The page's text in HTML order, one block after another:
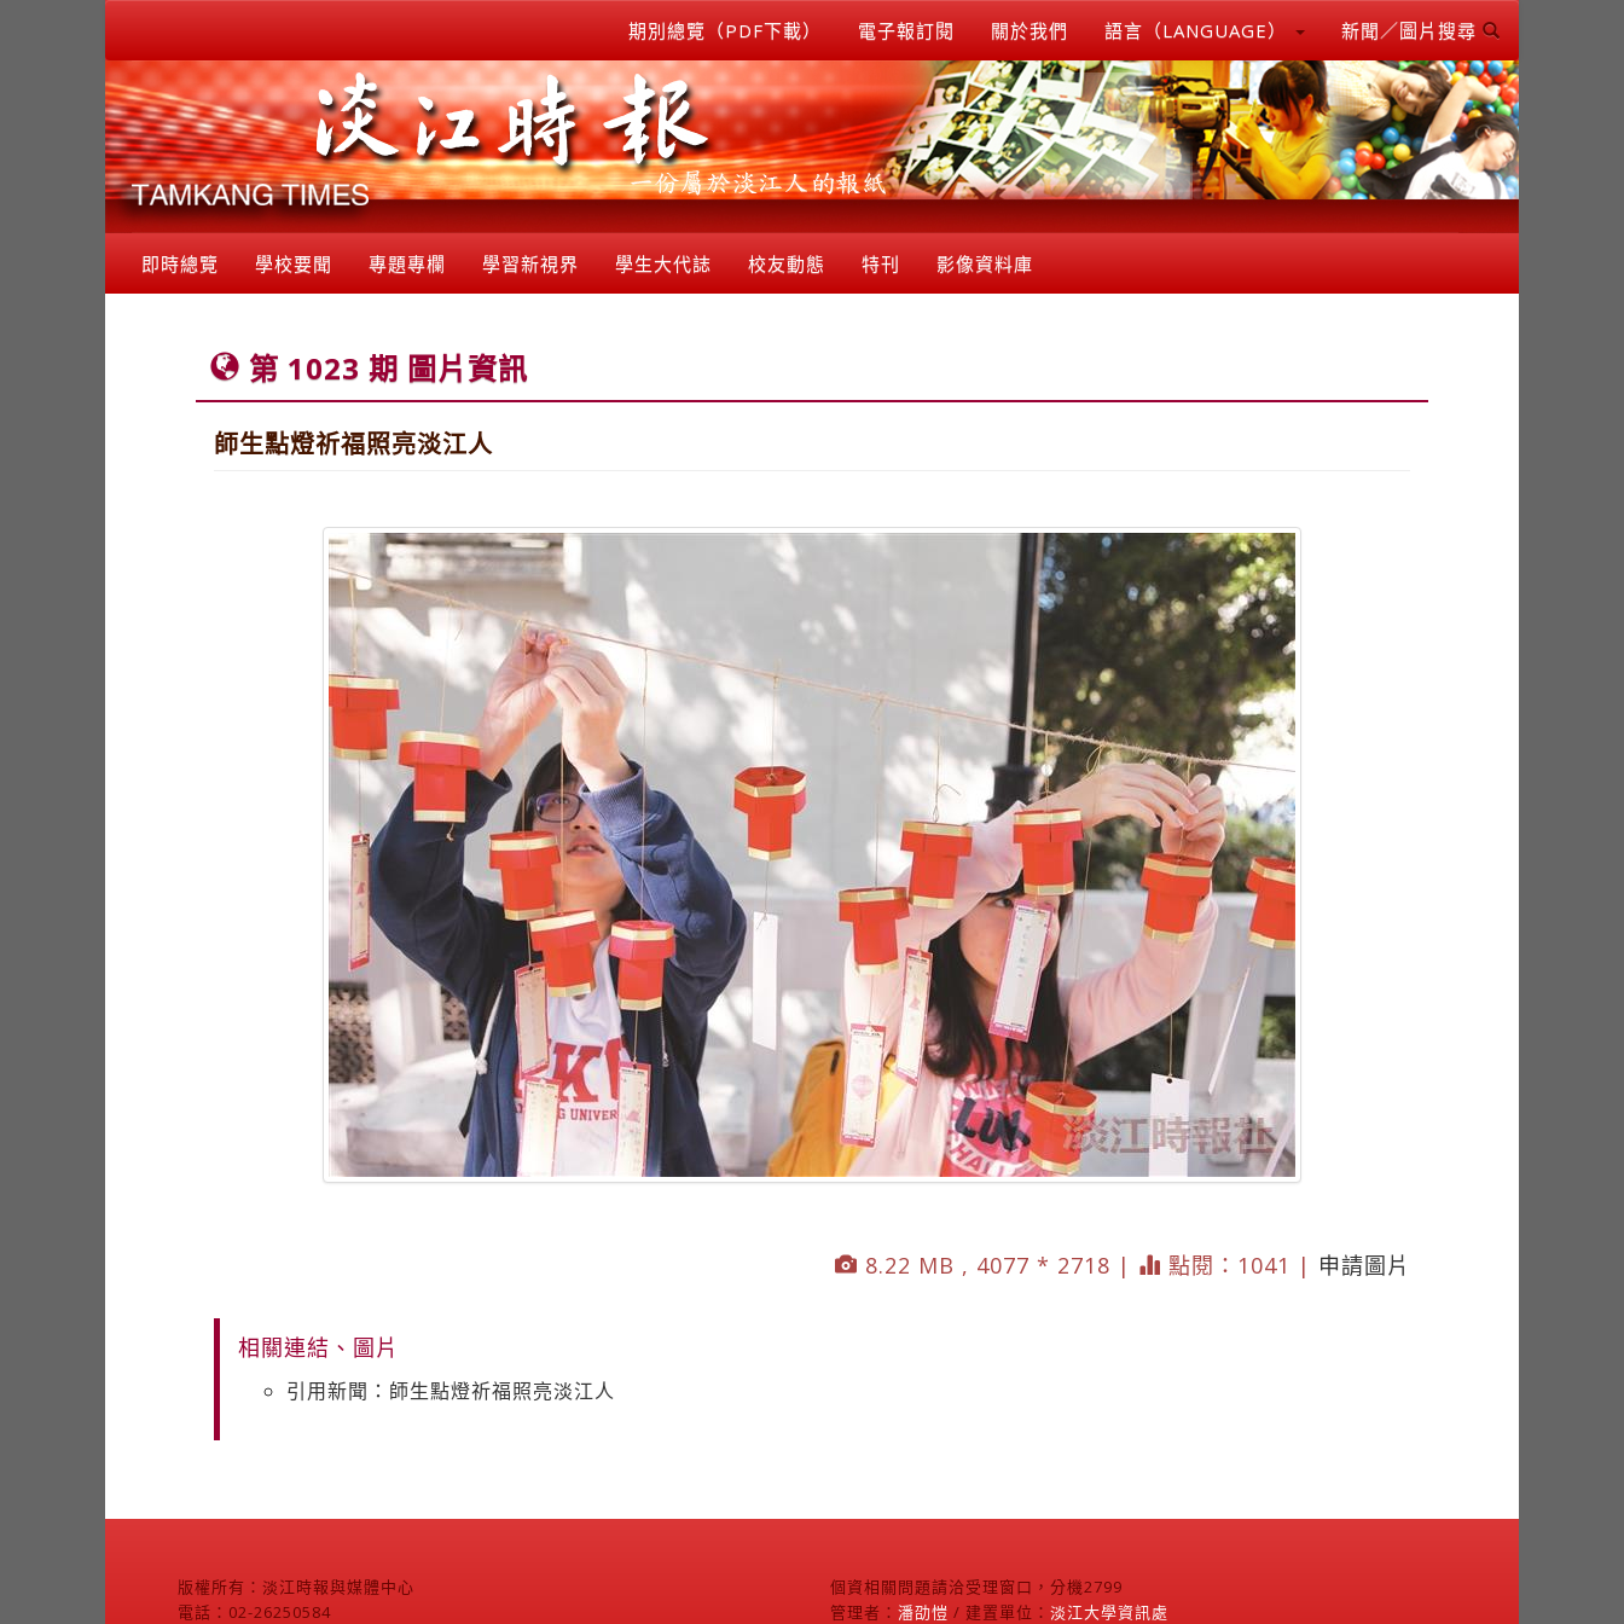
期別總覽（PDF下載） 電子報訂閱 關於我們 語言（LANGUAGE） 新聞／圖片搜尋
即時總覽 學校要聞 專題專欄 學習新視界 學生大代誌 校友動態 特刊 影像資料庫
第 1023 期 圖片資訊
師生點燈祈福照亮淡江人
8.22 MB , 4077 * 2718 | 點閱：1041 | 申請圖片
相關連結、圖片
引用新聞：師生點燈祈福照亮淡江人
版權所有：淡江時報與媒體中心
電話：02-26250584
個資相關問題請洽受理窗口，分機2799
管理者： 潘劭愷 / 建置單位： 淡江大學資訊處